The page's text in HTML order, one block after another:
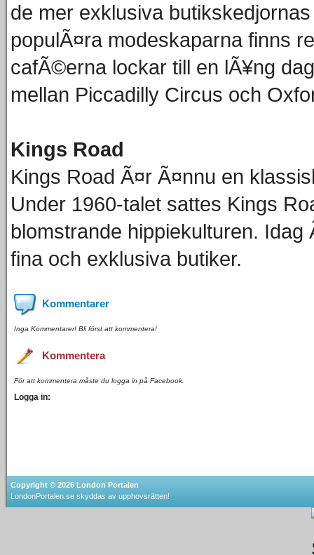
de mer exklusiva
populÃ¤ra modeskaparna finns
cafÃ©erna lockar till en lÃ¥ng
mellan Piccadilly Circus och
Kings Road
Kings Road Ã¤r Ã¤nnu en
Under 1960-talet sattes Kings
blomstrande hippiekulturen.
fina och exklusiva butiker.
Kommentarer
Inga Kommentarer! Bli först att kommentera!
Kommentera
För att kommentera måste du logga in på Facebook.
Logga in:
Copyright © 2026 London Portalen
LondonPortalen.se skyddas av upphovsrätten!